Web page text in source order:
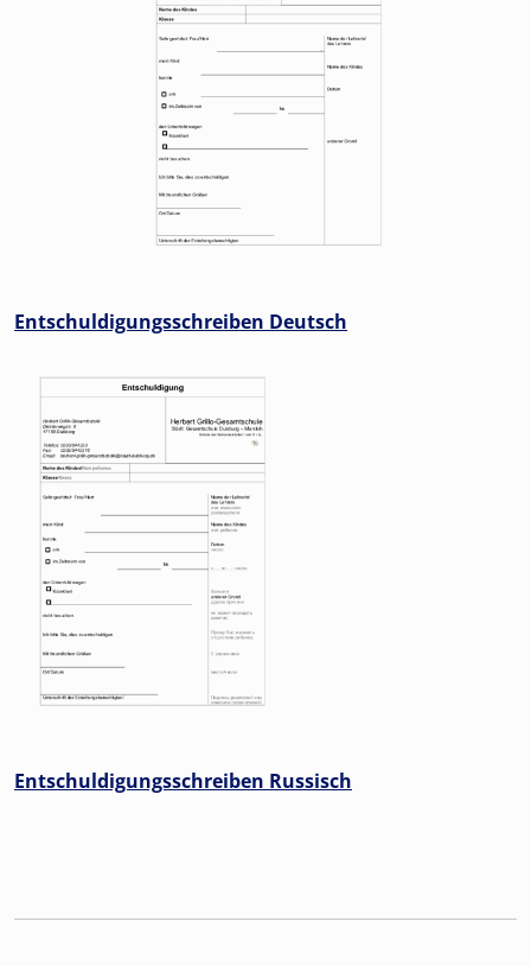
Entschuldigungsschreiben Deutsch
Entschuldigungsschreiben Russisch